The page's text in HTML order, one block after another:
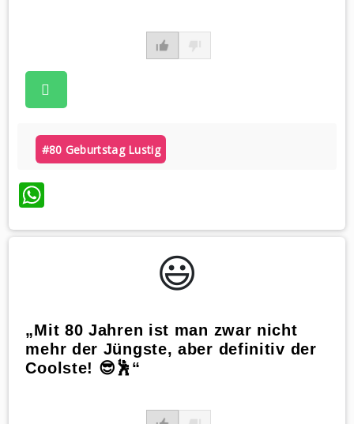
#80 Geburtstag Lustig
WhatsApp
😃️
„Mit 80 Jahren ist man zwar nicht
mehr der Jüngste, aber definitiv der
Coolste! 😎🕺“